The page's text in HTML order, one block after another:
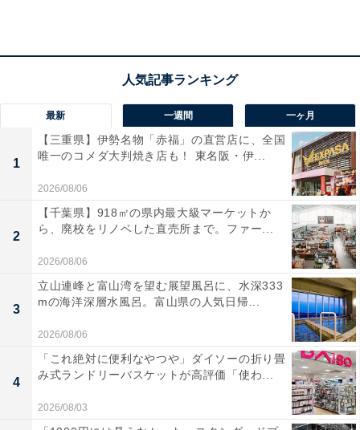
「極楽湯 堺泉北店」の口コミは？
「極楽湯 堺泉北店」には以下のような口コミが寄せられ
ています。
露天風呂の種類が豊富で、特に岩風呂やベンチ浴で
の外気浴が非常に心地よく、開放的な気分でリラッ
クスできる。
最新 一週間 一ヶ月
1
【三重県】伊勢名物「赤福」の直営店に、全国
唯一のコメダ大判焼き店も！ 東名阪・伊...
2026/08/06
2
【千葉県】918㎡の県内最大級マーケットか
ら、廃校をリノベした直売所まで。ファー...
2026/08/06
3
立山連峰と富山湾を望む展望風呂に、水深333
mの海洋深層水風呂。富山県の人気日帰...
2026/08/06
4
「これ絶対に便利なやつや」ダイソーの折り畳
み式ランドリーバスケットが高評価「使わ...
2026/08/03